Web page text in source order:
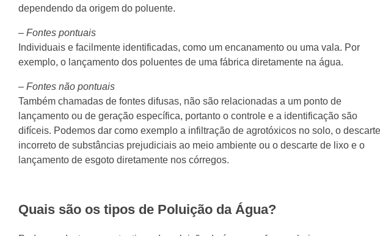
dependendo da origem do poluente.
– Fontes pontuais
Individuais e facilmente identificadas, como um encanamento ou uma vala. Por
exemplo, o lançamento dos poluentes de uma fábrica diretamente na água.
– Fontes não pontuais
Também chamadas de fontes difusas, não são relacionadas a um ponto de
lançamento ou de geração específica, portanto o controle e a identificação são
difíceis. Podemos dar como exemplo a infiltração de agrotóxicos no solo, o descarte
incorreto de substâncias prejudiciais ao meio ambiente ou o descarte de lixo e o
lançamento de esgoto diretamente nos córregos.
Quais são os tipos de Poluição da Água?